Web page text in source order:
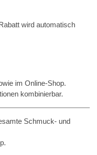
wird automatisch
im Online-Shop.
kombinierbar.
Schmuck- und